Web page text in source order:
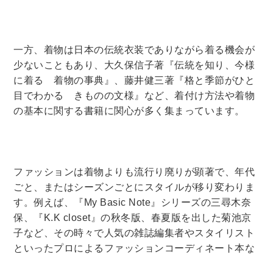
一方、着物は日本の伝統衣装でありながら着る機会が
少ないこともあり、大久保信子著『伝統を知り、今様
に着る 着物の事典』、藤井健三著『格と季節がひと
目でわかる きものの文様』など、着付け方法や着物
の基本に関する書籍に関心が多く集まっています。
ファッションは着物よりも流行り廃りが顕著で、年代
ごと、またはシーズンごとにスタイルが移り変わりま
す。例えば、『 My Basic Note 』シリーズの三尋木奈
保、『 K.K closet』の秋冬版、春夏版を出した菊池京
子など、その時々で人気の雑誌編集者やスタイリスト
といったプロによるファッションコーディネート本な